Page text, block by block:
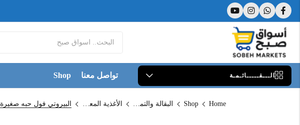
الـــقـــــائـمـة تواصل معنا Shop
Home
Shop البقالة والتموين الأغذية المعلبة البيروتي فول حبه صغيرة 400 غم